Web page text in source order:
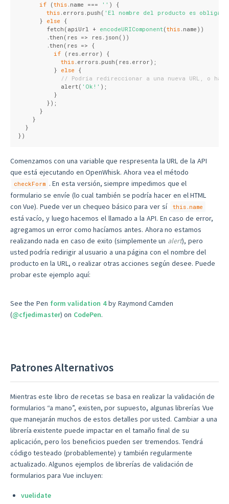
if (this .name === '' ) {
this .errors.push( 'El nombre del producto es
      }
else {
        fetch(apiUrl +
encodeURIComponent(this .name))
        .then(
res => res.json())
        .then(
res => {
if (res.error) {
this .errors.push(res.error);
          }
else {
// Podría redireccionar a una nueva URL, o
            alert(
'Ok!' );
          }
        });
      }
    }
  }
})
Comenzamos con una variable que respresenta la URL de la API
que está ejecutando en OpenWhisk. Ahora vea el método
checkForm . En esta versión, siempre impedimos que el
formulario se envíe (lo cual también se podría hacer en el HTML
con Vue). Puede ver un chequeo básico para ver sí
this.name
está vacío, y luego hacemos el llamado a la API. En caso de error,
agregamos un error como hacíamos antes. Ahora no estamos
realizando nada en caso de exito (simplemente un alert), pero
usted podría redirigir al usuario a una página con el nombre del
producto en la URL, o realizar otras acciones según desee. Puede
probar este ejemplo aquí:
See the Pen form validation 4by Raymond Camden
(@cfjedimaster) on CodePen.
Patrones Alternativos
Mientras este libro de recetas se basa en realizar la validación de
formularios “a mano”, existen, por supuesto, algunas librerías Vue
que manejarán muchos de estos detalles por usted. Cambiar a una
librería existente puede impactar en el tamaño final de su
aplicación, pero los beneficios pueden ser tremendos. Tendrá
código testeado (probablemente) y también regularmente
actualizado. Algunos ejemplos de librerías de validación de
formularios para Vue incluyen:
vuelidate